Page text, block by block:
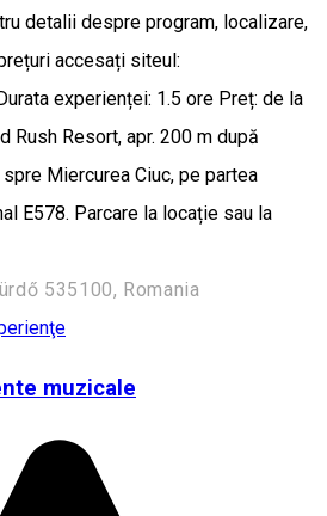
detalii despre program, localizare,
accesați siteul:
experienței: 1.5 ore Preț: de la
Rush Resort, apr. 200 m după
Miercurea Ciuc, pe partea
E578. Parcare la locație sau la
535100, Romania
muzicale